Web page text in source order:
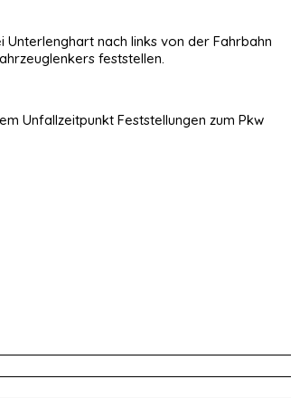
Unterlenghart nach links von der Fahrbahn
feststellen.
Unfallzeitpunkt Feststellungen zum Pkw